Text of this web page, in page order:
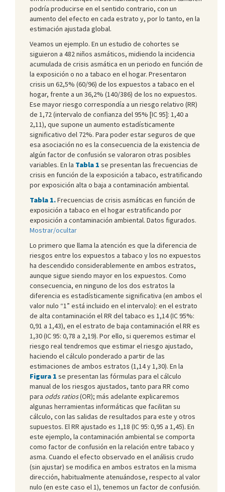
podría producirse en el sentido contrario, con un
aumento del efecto en cada estrato y, por lo tanto, en la
estimación ajustada global.
Veamos un ejemplo. En un estudio de cohortes se
siguieron a 482 niños asmáticos, midiendo la incidencia
acumulada de crisis asmática en un periodo en función de
la exposición o no a tabaco en el hogar. Presentaron
crisis un 62,5% (60/96) de los expuestos a tabaco en el
hogar, frente a un 36,2% (140/386) de los no expuestos.
Ese mayor riesgo correspondía a un riesgo relativo (RR)
de 1,72 (intervalo de confianza del 95% [IC 95]: 1,40 a
2,11), que supone un aumento estadísticamente
significativo del 72%. Para poder estar seguros de que
esa asociación no es la consecuencia de la existencia de
algún factor de confusión se valoraron otras posibles
variables. En la Tabla 1 se presentan las frecuencias de
crisis en función de la exposición a tabaco, estratificando
por exposición alta o baja a contaminación ambiental.
Tabla 1.Frecuencias de crisis asmáticas en función de
exposición a tabaco en el hogar estratificando por
exposición a contaminación ambiental. Datos figurados.
Mostrar/ocultar
Lo primero que llama la atención es que la diferencia de
riesgos entre los expuestos a tabaco y los no expuestos
ha descendido considerablemente en ambos estratos,
aunque sigue siendo mayor en los expuestos. Como
consecuencia, en ninguno de los dos estratos la
diferencia es estadísticamente significativa (en ambos el
valor nulo “1” está incluido en el intervalo): en el estrato
de alta contaminación el RR del tabaco es 1,14 (IC 95%:
0,91 a 1,43), en el estrato de baja contaminación el RR es
1,30 (IC 95: 0,78 a 2,19). Por ello, si queremos estimar el
riesgo real tendremos que estimar el riesgo ajustado,
haciendo el cálculo ponderado a partir de las
estimaciones de ambos estratos (1,14 y 1,30). En la
Figura 1 se presentan las fórmulas para el cálculo
manual de los riesgos ajustados, tanto para RR como
para odds ratios(OR); más adelante explicaremos
algunas herramientas informáticas que facilitan su
cálculo, con las salidas de resultados para este y otros
supuestos. El RR ajustado es 1,18 (IC 95: 0,95 a 1,45). En
este ejemplo, la contaminación ambiental se comporta
como factor de confusión en la relación entre tabaco y
asma. Cuando el efecto observado en el análisis crudo
(sin ajustar) se modifica en ambos estratos en la misma
dirección, habitualmente atenuándose, respecto al valor
nulo (en este caso el 1), tenemos un factor de confusión.